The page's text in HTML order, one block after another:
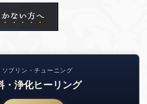
ブリン・チューニング
・浄化ヒーリング